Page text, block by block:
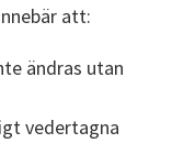
att:
ändras utan
vedertagna